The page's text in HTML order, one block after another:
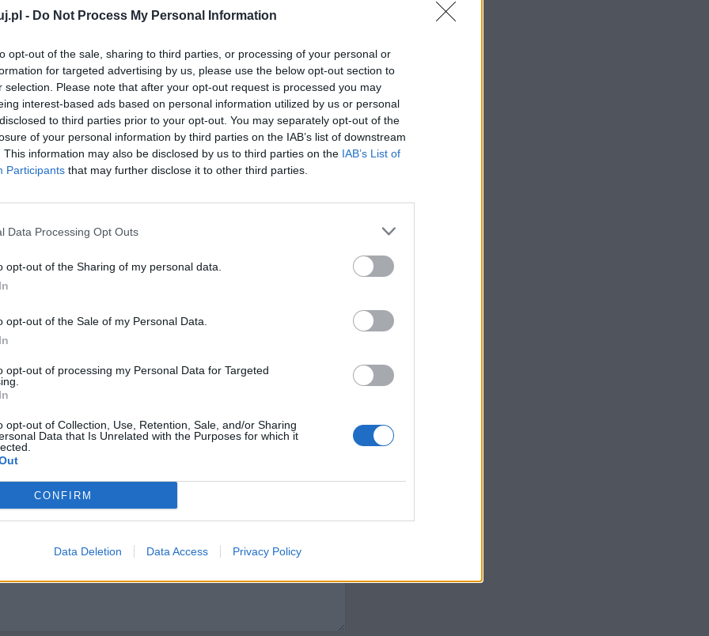
- Do Not Process My Personal Information
opt-out of the sale, sharing to third parties, or processing of your personal or
for targeted advertising by us, please use the below opt-out section to
selection. Please note that after your opt-out request is processed you may
interest-based ads based on personal information utilized by us or personal
to third parties prior to your opt-out. You may separately opt-out of the
of your personal information by third parties on the IAB’s list of downstream
This information may also be disclosed by us to third parties on the IAB’s List of
Participants that may further disclose it to other third parties.
Data Processing Opt Outs
opt-out of the Sharing of my personal data.
opt-out of the Sale of my Personal Data.
opt-out of processing my Personal Data for Targeted
opt-out of Collection, Use, Retention, Sale, and/or Sharing
Data that Is Unrelated with the Purposes for which it
CONFIRM
Data Deletion Data Access Privacy Policy
kolonii w Indiach, gdzie cała powieść się
w wyniku epidemii cholery. To wówczas zostaje
przenosi czytelników w malowniczy krajobraz
Cravenw czasie jednej ze swoich rozlicznych
zaczyna doznawać uczuć, które po jakimś
swoim życiu. Wraca jednak do Anglii, do swojej
fabularnych w Tajemniczym ogrodzie.
Wyjaśnij decyzję bohaterki
jej o swoim pobycie w domu wuja
decyzję bohaterki